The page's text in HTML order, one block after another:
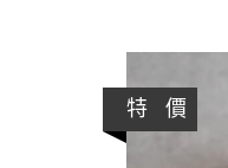
特 價